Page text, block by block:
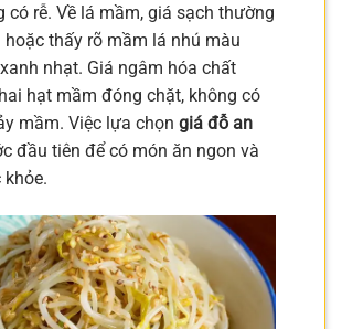
có rễ. Về lá mầm, giá sạch thường
hoặc thấy rõ mầm lá nhú màu
nhạt. Giá ngâm hóa chất
hạt mầm đóng chặt, không có
mầm. Việc lựa chọn giá đỗ an
đầu tiên để có món ăn ngon và